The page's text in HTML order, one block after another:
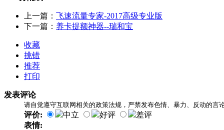
上一篇： 飞速流量专家-2017高级专业版
下一篇： 养卡提额神器--瑞和宝
收藏
挑错
推荐
打印
发表评论
请自觉遵守互联网相关的政策法规，严禁发布色情、暴力、反动的言论
评价: 中立 好评
差评
表情: